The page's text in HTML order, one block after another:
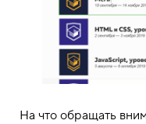
На что обращать